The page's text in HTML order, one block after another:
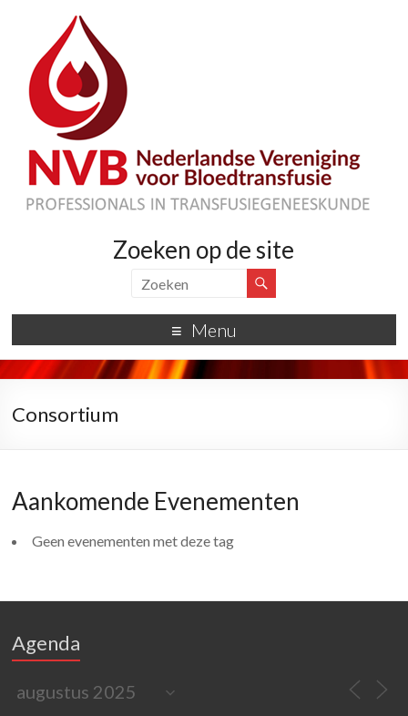
Zoeken op de site
Menu
Consortium
Aankomende Evenementen
Geen evenementen met deze tag
Agenda